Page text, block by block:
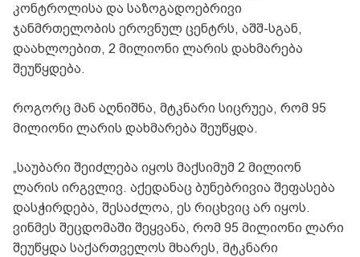
კონტროლისა და საზოგადოებრივი
ჯანმრთელობის ეროვნულ ცენტრს, აშშ-სგან,
დაახლოებით, 2 მილიონი ლარის დახმარება
შეუწყდება.
როგორც მან აღნიშნა, მტკნარი სიცრუეა, რომ 95
მილიონი ლარის დახმარება შეუწყდა.
„საუბარი შეიძლება იყოს მაქსიმუმ 2 მილიონ
ლარის ირგვლივ. აქედანაც ბუნებრივია შეფასება
დასჭირდება, შესაძლოა, ეს რიცხვიც არ იყოს.
ვინმეს შეცდომაში შეყვანა, რომ 95 მილიონი ლარი
შეუწყდა საქართველოს მხარეს, მტკნარი